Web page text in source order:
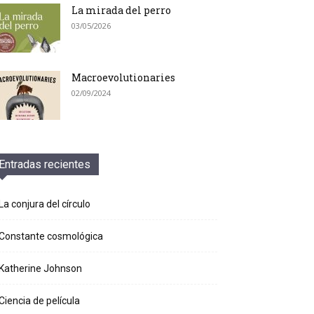
La mirada del perro
03/05/2026
Macroevolutionaries
02/09/2024
recientes
conjura del círculo
cosmológica
Johnson
de película